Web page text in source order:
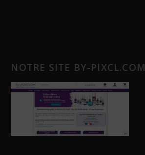
NOTRE SITE BY-PIXCL.COM